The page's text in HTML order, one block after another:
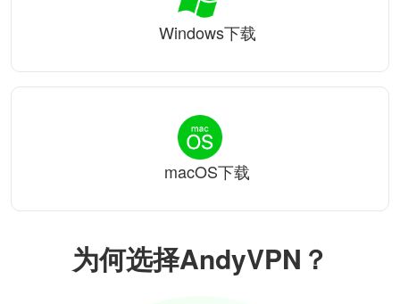
为何选择AndyVPN？
Windows下载
macOS下载